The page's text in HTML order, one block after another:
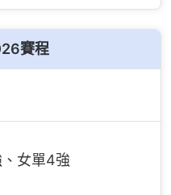
賽程
女單4強